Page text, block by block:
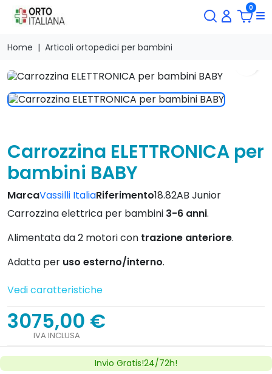
0
Home Articoli ortopedici per bambini
Carrozzina ELETTRONICA per
bambini BABY
MarcaVassilli ItaliaRiferimento18.82AB Junior
Carrozzina elettrica per bambini 3-6 anni.
Alimentata da 2 motori con trazione anteriore.
Adatta per uso esterno/interno.
Vedi caratteristiche
3075,00 €
IVA INCLUSA
Invio Gratis!24/72h!